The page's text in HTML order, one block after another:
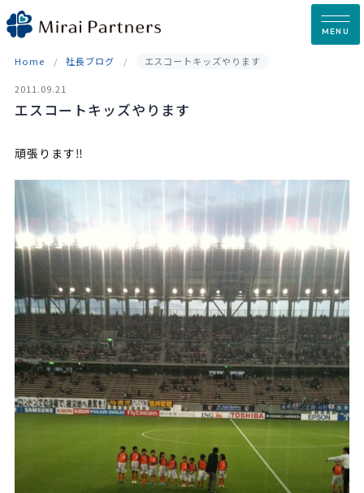
Skip
to
MENU
Home 社長ブログ エスコートキッズやります
2011.09.21
エスコートキッズやります
頑張ります‼